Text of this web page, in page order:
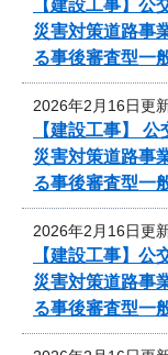
【建設工事】
災害対策道路事
る事後審査型一
2026年2月16日更
【建設工事】
災害対策道路事
る事後審査型一
2026年2月16日更
【建設工事】
災害対策道路事
る事後審査型一